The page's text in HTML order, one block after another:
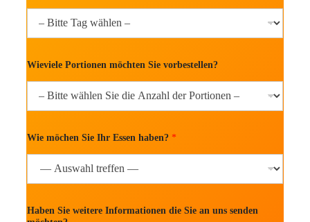
Wieviele Portionen möchten Sie vorbestellen?
Wie möchen Sie Ihr Essen haben? *
Haben Sie weitere Informationen die Sie an uns senden